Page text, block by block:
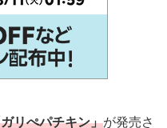
リぺパチキン」が発売さ